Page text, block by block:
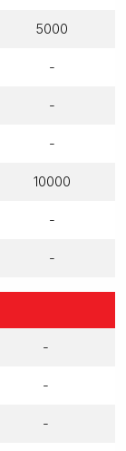
5000
-
-
-
10000
-
-
-
-
-